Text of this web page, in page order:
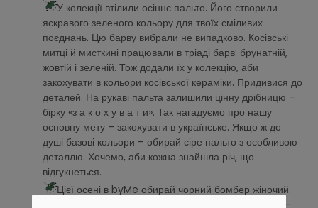
У колекції втілили осіннє пальто. Його створили
яскравого зеленого кольору для твоїх сміливих
поєднань. Цю барву вибрали не випадково. Косівські
митці й мисткині працювали в тріаді барв: брунатній,
жовтій і зеленій. Тож додали їх у колекцію, аби
закохувати в кольори косівської кераміки. Придивися до
деталей. На рукаві пальта залишили цінну дрібницю –
бірку «з а к о х у в а т и». Так нагадуємо про нашу
основну мету – закохувати в українське. Якщо ж до
душі базові кольори – обирай сіре пальто з особливою
деталлю. Хочемо, аби кожна знайшла річ, що
відгукнеться.
Цієї осені в byMe обирай чорний бомбер жіночий.
Базовий колір дозволить поєднувати бомбер із будь-